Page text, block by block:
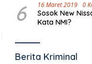
6 16 Maret 2019 0
Sosok New
Kata NMI?
Berita Kriminal